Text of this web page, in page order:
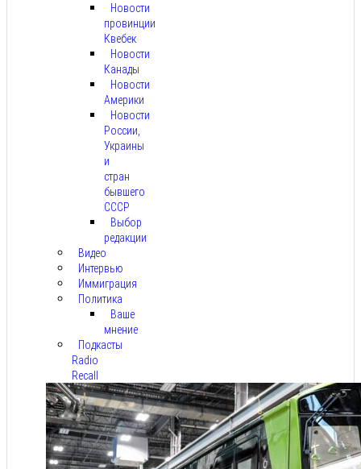
Новости
провинции
Квебек
Новости
Канады
Новости
Америки
Новости
России,
Украины
и
стран
бывшего
СССР
Выбор
редакции
Видео
Интервью
Иммиграция
Политика
Ваше
мнение
Подкасты
Radio
Recall